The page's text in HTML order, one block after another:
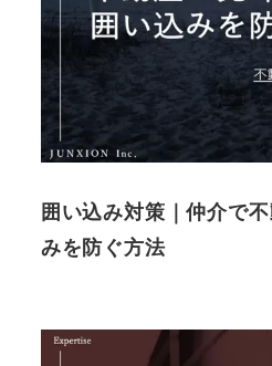
囲い込み対策｜仲介で
みを防ぐ方法